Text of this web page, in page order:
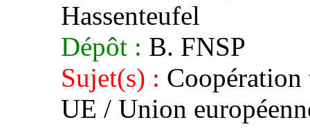
Hassenteufel
Dépôt : B. FNSP
Sujet(s) :
UE / Union